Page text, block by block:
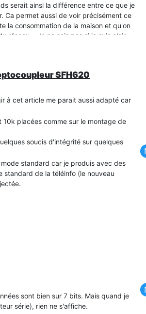
serait ainsi la différence entre ce que je
Ca permet aussi de voir précisément ce
la consommation de la maison et qu'on
réseau... Je ne sais pas si je suis clair
SFH620
à cet article me parait aussi adapté car
placées comme sur le montage de
soucis d'intégrité sur quelques
standard car je produis avec des
standard de la téléinfo (le nouveau
à chaque changement de
cs7 comme avec l'ancien compteur,
: il a l'air de décrocher à 80kHz quand
doit s'approcher des 80kHz. Est-ce une
sont bien sur 7 bits. Mais quand je
série), rien ne s'affiche.